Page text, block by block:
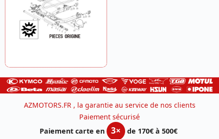
AZMOTORS.FR , la garantie au service de nos clients
Paiement sécurisé
Paiement carte en
3×
de 170€ à 500€